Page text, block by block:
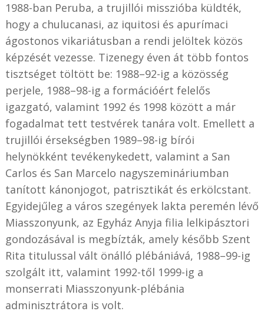
1988-ban Peruba, a trujillói misszióba küldték,
hogy a chulucanasi, az iquitosi és apurímaci
ágostonos vikariátusban a rendi jelöltek közös
képzését vezesse. Tizenegy éven át több fontos
tisztséget töltött be: 1988–92-ig a közösség
perjele, 1988–98-ig a formációért felelős
igazgató, valamint 1992 és 1998 között a már
fogadalmat tett testvérek tanára volt. Emellett a
trujillói érsekségben 1989–98-ig bírói
helynökként tevékenykedett, valamint a San
Carlos és San Marcelo nagyszemináriumban
tanított kánonjogot, patrisztikát és erkölcstant.
Egyidejűleg a város szegények lakta peremén lévő
Miasszonyunk, az Egyház Anyja filia lelkipásztori
gondozásával is megbízták, amely később Szent
Rita titulussal vált önálló plébániává, 1988–99-ig
szolgált itt, valamint 1992-től 1999-ig a
monserrati Miasszonyunk-plébánia
adminisztrátora is volt.